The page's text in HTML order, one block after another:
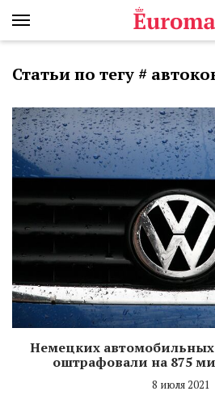
Статьи по тегу #
Немецких
оштрафовали на 875
8 июля 2021